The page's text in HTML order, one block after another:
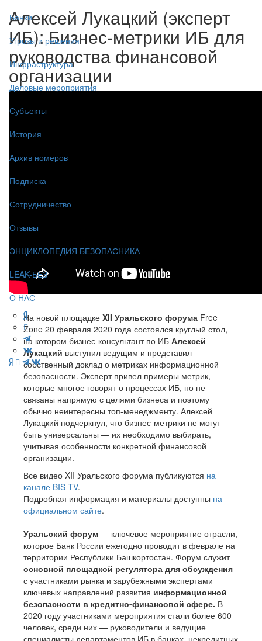
Банки
Угрозы и решения
Инфраструктура
Деловые мероприятия
Субъекты
История
Архив номеров
Подписка
Сотрудничество
Отзывы
ЭНЦИКЛОПЕДИЯ БЕЗОПАСНИКА
LEAK-БЕЗ
О НАС
Алексей Лукацкий (эксперт
ИБ): Бизнес-метрики ИБ для
руководства финансовой
организации
На новой площадке XII Уральского форума Free
Zone 20 февраля 2020 года состоялся круглый стол,
на котором бизнес-консультант по ИБ Алексей
Лукацкий выступил ведущим и представил
собственный доклад о метриках информационной
безопасности. Эксперт привел примеры метрик,
которые многое говорят о процессах ИБ, но не
связаны напрямую с целями бизнеса и поэтому
обычно неинтересны топ-менеджменту. Алексей
Лукацкий подчеркнул, что бизнес-метрики не могут
быть универсальны — их необходимо выбирать,
учитывая особенности конкретной финансовой
организации.
Все видео XII Уральского форума публикуются на
канале BIS TV.
Подробная информация и материалы доступны на
официальном сайте.
Уральский форум — ключевое мероприятие отрасли,
которое Банк России ежегодно проводит в феврале на
территории Республики Башкортостан. Форум служит
основной площадкой регулятора для обсуждения
с участниками рынка и зарубежными экспертами
ключевых направлений развития информационной
безопасности в кредитно-финансовой сфере. В
2020 году участниками мероприятия стали более 600
человек, среди них — руководители и ведущие
специалисты департаментов ИБ в банках, некредитных